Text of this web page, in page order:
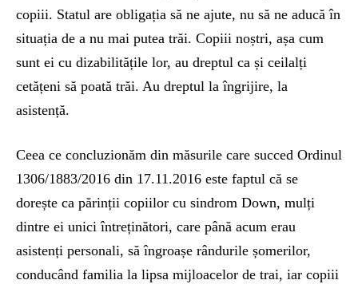
copiii. Statul are obligația să ne ajute, nu să ne aducă în
situația de a nu mai putea trăi. Copiii noștri, așa cum
sunt ei cu dizabilitățile lor, au dreptul ca și ceilalți
cetățeni să poată trăi. Au dreptul la îngrijire, la
asistență.
Ceea ce concluzionăm din măsurile care succed Ordinul
1306/1883/2016 din 17.11.2016 este faptul că se
dorește ca părinții copiilor cu sindrom Down, mulți
dintre ei unici întreținători, care până acum erau
asistenți personali, să îngroașe rândurile șomerilor,
conducând familia la lipsa mijloacelor de trai, iar copiii